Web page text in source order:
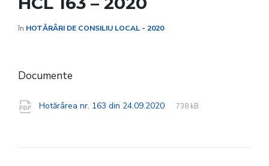
în HOTĂRÂRI DE CONSILIU LOCAL - 2020
Documente
Hotărârea nr. 163 din 24.09.2020
File
pdf
File
738 kB